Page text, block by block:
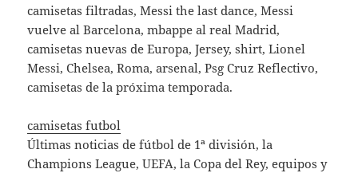
camisetas filtradas, Messi the last dance, Messi
vuelve al Barcelona, mbappe al real Madrid,
camisetas nuevas de Europa, Jersey, shirt, Lionel
Messi, Chelsea, Roma, arsenal, Psg Cruz Reflectivo,
camisetas de la próxima temporada.
camisetas futbol
Últimas noticias de fútbol de 1ª división, la
Champions League, UEFA, la Copa del Rey, equipos y